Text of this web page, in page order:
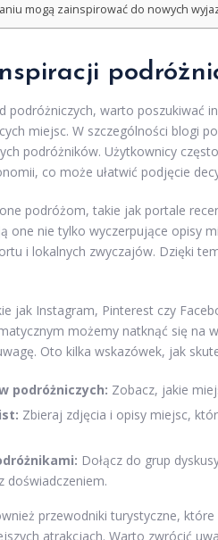
mogą zainspirować do nowych
podróżniczych, warto poszukiwać
miejsc. W szczególności blogi
podróżników. Użytkownicy
co może ułatwić podjęcie
podróżom, takie jak portale
one nie tylko wyczerpujące opisy
i lokalnych zwyczajów. Dzięki
jak Instagram, Pinterest czy
możemy natknąć się na
Oto kilka wskazówek, jak
podróżniczych: Zobacz, jakie
Zbieraj zdjęcia i opisy miejsc,
Dołącz do grup
doświadczeniem.
przewodniki turystyczne,
atrakcjach. Warto zwrócić